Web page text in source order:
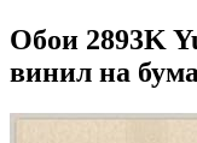
Обои 2893K
винил на